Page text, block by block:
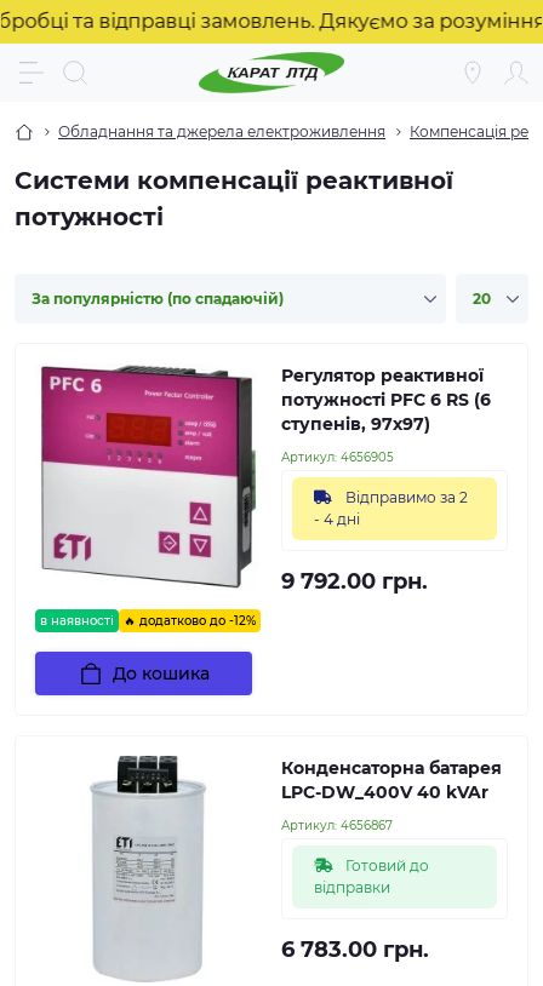
та відправці замовлень. Дякуємо за розуміння! ❤️
Обладнання та джерела електроживлення Компенсація
Системи компенсації реактивної
потужності
в наявності 🔥 додатково до -12%
Регулятор реактивної
потужності PFC 6 RS (6
ступенів, 97х97)
Артикул: 4656905
Відправимо за 2
- 4 дні
9 792.00 грн.
До кошика
Конденсаторна батарея
LPC-DW_400V 40 kVAr
Артикул: 4656867
Готовий до
відправки
6 783.00 грн.